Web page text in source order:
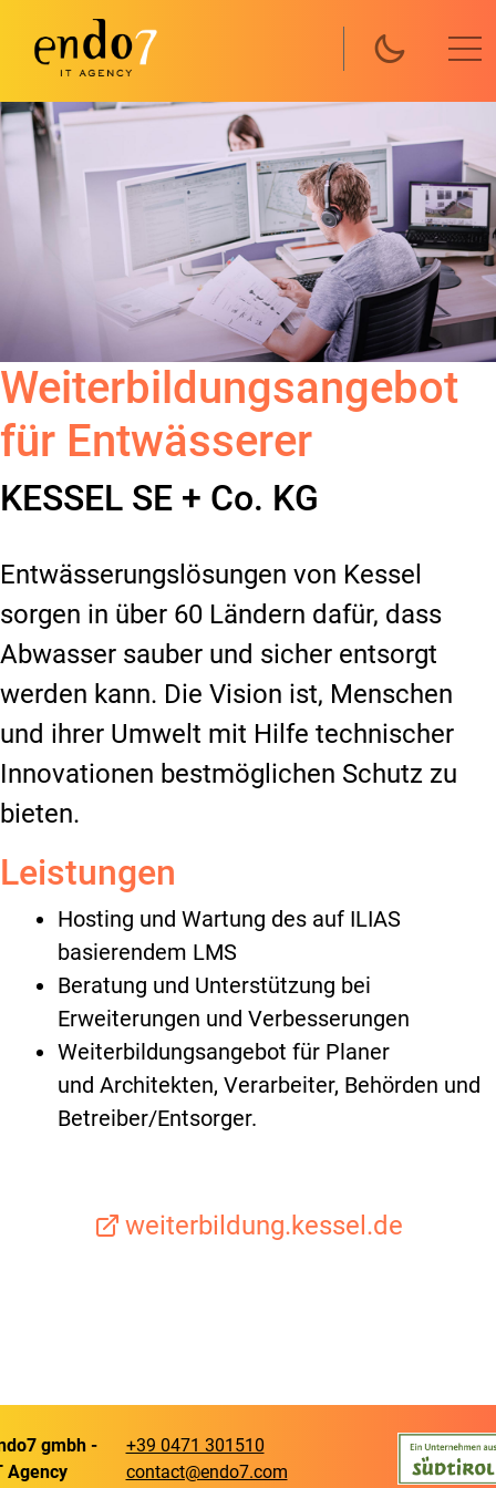
Weiterbildungsangebot
für Entwässerer
KESSEL SE + Co. KG
Entwässerungslösungen von Kessel
sorgen in über 60 Ländern dafür, dass
Abwasser sauber und sicher entsorgt
werden kann. Die Vision ist, Menschen
und ihrer Umwelt mit Hilfe technischer
Innovationen bestmöglichen Schutz zu
bieten.
Leistungen
Hosting und Wartung des auf ILIAS
basierendem LMS
Beratung und Unterstützung bei
Erweiterungen und Verbesserungen
Weiterbildungsangebot für Planer
und Architekten, Verarbeiter, Behörden und
Betreiber/Entsorger.
weiterbildung.kessel.de
gmbh -
Agency
+39 0471 301510
contact@endo7.com